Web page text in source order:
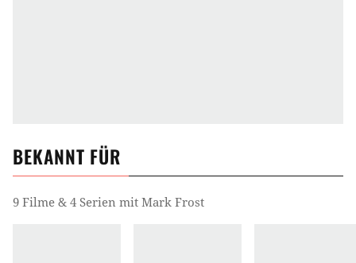
BEKANNT FÜR
9 Filme & 4 Serien mit Mark Frost